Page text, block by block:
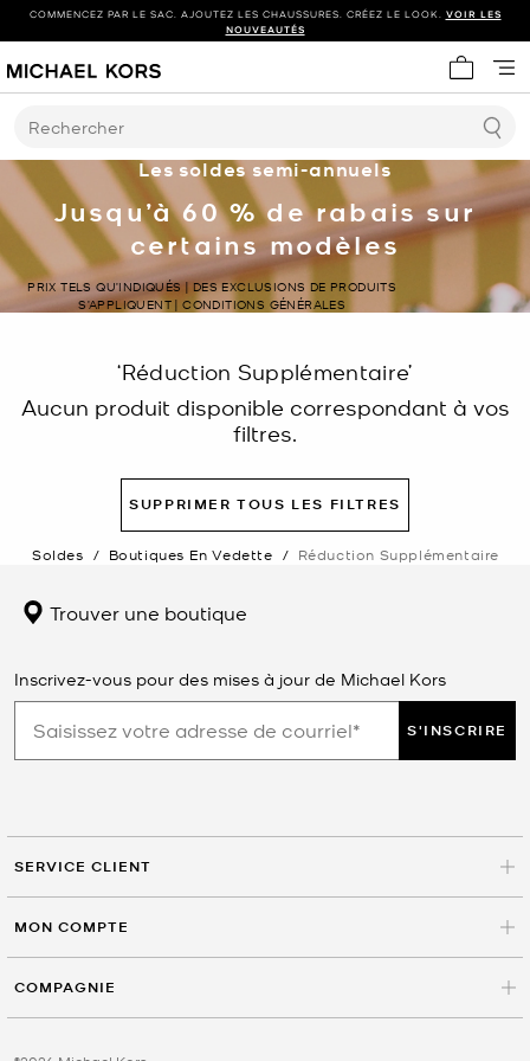
COMMENCEZ PAR LE SAC. AJOUTEZ LES CHAUSSURES. CRÉEZ LE LOOK. VOIR LES
NOUVEAUTÉS
Mon
Rechercher
Les soldes semi-annuels
Jusqu’à 60 % de rabais sur
certains modèles
PRIX TELS QU’INDIQUÉS | DES EXCLUSIONS DE PRODUITS
S’APPLIQUENT | CONDITIONS GÉNÉRALES
‘Réduction Supplémentaire’
Aucun produit disponible correspondant à vos
filtres.
SUPPRIMER TOUS LES FILTRES
Soldes / Boutiques En Vedette / Réduction Supplémentaire
Trouver une boutique
Inscrivez-vous pour des mises à jour de Michael Kors
S'INSCRIRE
SERVICE CLIENT
MON COMPTE
COMPAGNIE